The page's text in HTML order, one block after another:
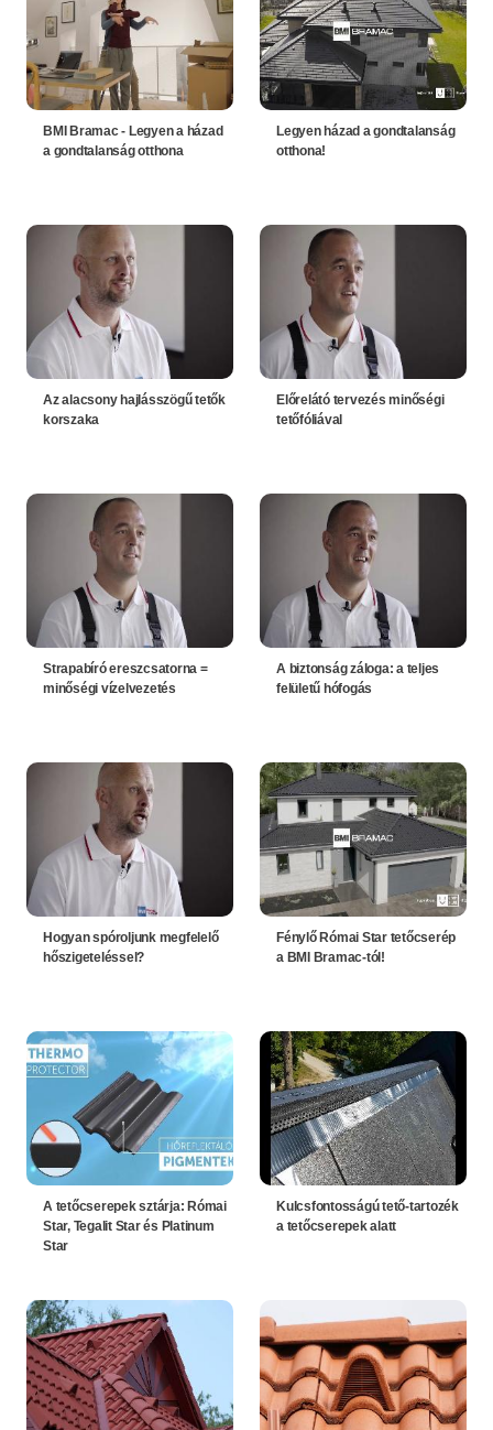
BMI Bramac - Legyen a házad
a gondtalanság otthona
Legyen házad a gondtalanság
otthona!
Az alacsony hajlásszögű tetők
korszaka
Előrelátó tervezés minőségi
tetőfóliával
Strapabíró ereszcsatorna =
minőségi vízelvezetés
A biztonság záloga: a teljes
felületű hófogás
Hogyan spóroljunk megfelelő
hőszigeteléssel?
Fénylő Római Star tetőcserép
a BMI Bramac-tól!
A tetőcserepek sztárja: Római
Star, Tegalit Star és Platinum
Star
Kulcsfontosságú tető-tartozék
a tetőcserepek alatt